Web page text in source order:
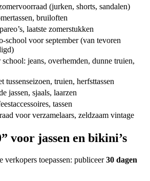
(jurken, shorts, sandalen)
bruiloften
laatste zomerstukken
school voor september (van tevoren
school: jeans, overhemden, dunne truien,
tussenseizoen, truien, herfsttassen
jassen, sjaals, laarzen
tassen
voor verzamelaars, zeldzaam vintage
voor jassen en bikini’s
verkopers toepassen: publiceer30 dagen